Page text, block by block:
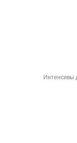
Интенсивы